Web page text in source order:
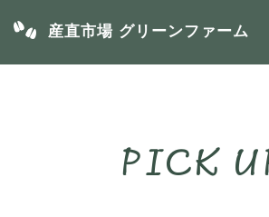
産直市場 グリーンファーム
PICK